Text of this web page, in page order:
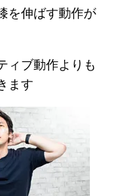
を伸ばす動作が
ィブ動作よりも
ます